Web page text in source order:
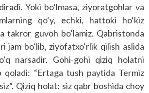
Yoki bo‘lmasa, ziyoratgohlar va
qo‘y, echki, hattoki ho‘kiz
takror guvoh bo‘lamiz. Qabristonda
jam bo‘lib, ziyofatxo‘rlik qilish aslida
narsadir. Gohi-gohi qiziq holatni
“Ertaga tush paytida Termiz
Qiziq holat: siz qabr boshida choy